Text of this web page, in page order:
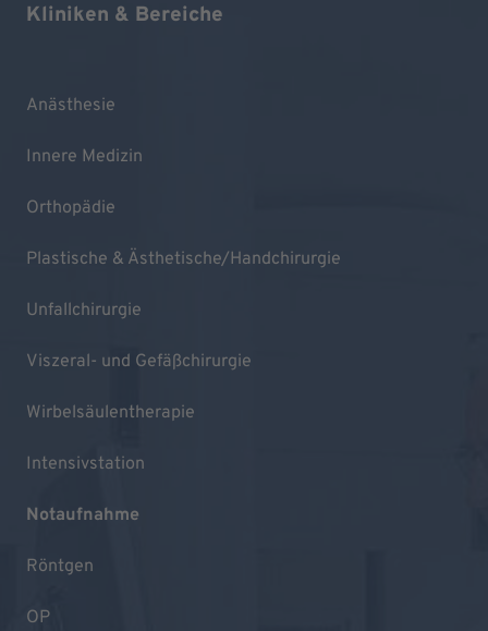
Kliniken & Bereiche
Anästhesie
Innere Medizin
Orthopädie
Plastische & Ästhetische/Handchirurgie
Unfallchirurgie
Viszeral- und Gefäßchirurgie
Wirbelsäulentherapie
Intensivstation
Notaufnahme
Röntgen
OP